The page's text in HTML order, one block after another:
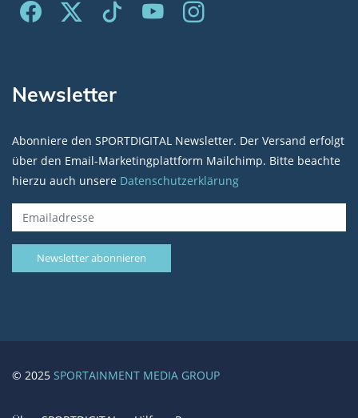
Newsletter
Abonniere den SPORTDIGITAL Newsletter. Der Versand erfolgt
über den Email-Marketingplattform Mailchimp. Bitte beachte
hierzu auch unsere Datenschutzerklärung
© 2025 SPORTAINMENT MEDIA GROUP